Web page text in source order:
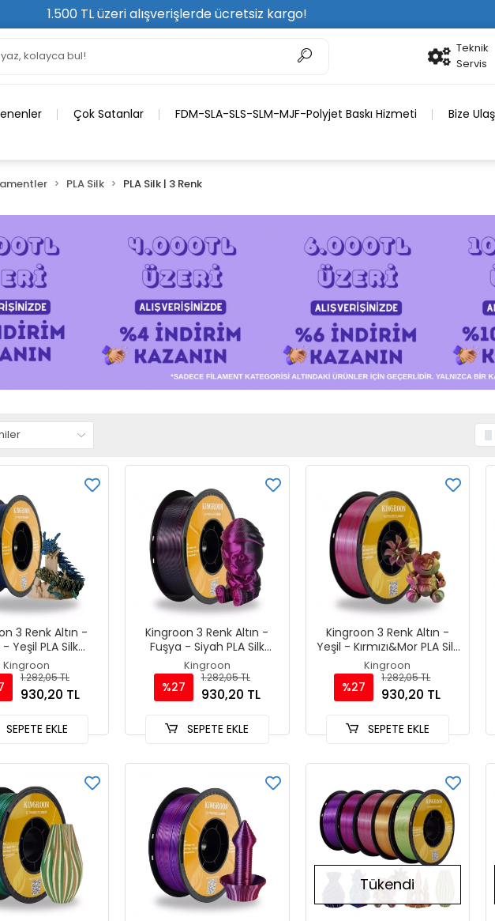
1.500 TL üzeri alışverişlerde ücretsiz kargo!
Teknik
Servis
Çok Satanlar FDM-SLA-SLS-SLM-MJF-Polyjet Baskı Hizmeti Bize
PLA Silk PLA Silk | 3 Renk
3 Renk Altın -
Yeşil PLA Silk
1.75 mm 1000gr
Kingroon
1.282,05 TL
930,20 TL
SEPETE EKLE
Kingroon 3 Renk Altın -
Fuşya - Siyah PLA Silk
Filament 1.75 mm 1000gr
Kingroon
%27
1.282,05 TL
930,20 TL
SEPETE EKLE
Kingroon 3 Renk Altın -
Yeşil - Kırmızı&Mor PLA Silk
Filament 1.75 mm 1000gr
Kingroon
%27
1.282,05 TL
930,20 TL
SEPETE EKLE
Tükendi